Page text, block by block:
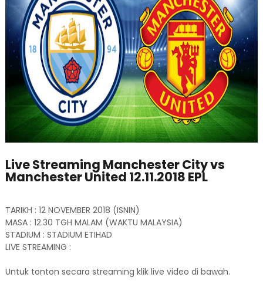
Live Streaming Manchester City vs
Manchester United 12.11.2018 EPL
TARIKH : 12 NOVEMBER 2018 (ISNIN)
MASA : 12.30 TGH MALAM (WAKTU MALAYSIA)
STADIUM : STADIUM ETIHAD
LIVE STREAMING :
Untuk tonton secara streaming klik live video di bawah.